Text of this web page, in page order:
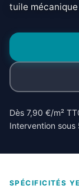
tuile
Dès 7,90 €/m²
Intervention sous
SPÉCIFICITÉS